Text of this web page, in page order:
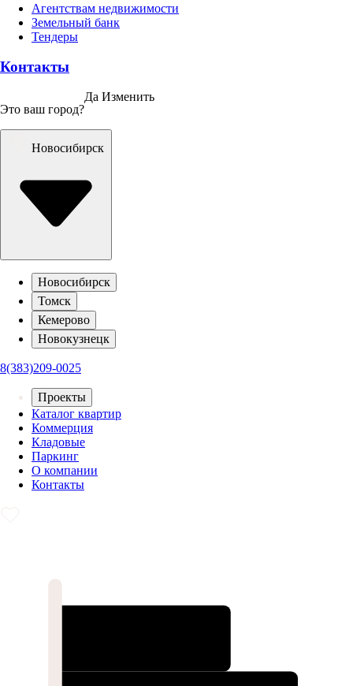
Агентствам недвижимости
Земельный банк
Тендеры
Контакты
Это ваш город?
Да Изменить
Новосибирск
Новосибирск
Томск
Кемерово
Новокузнецк
8(383)209-0025
Проекты
Каталог квартир
Коммерция
Кладовые
Паркинг
О компании
Контакты